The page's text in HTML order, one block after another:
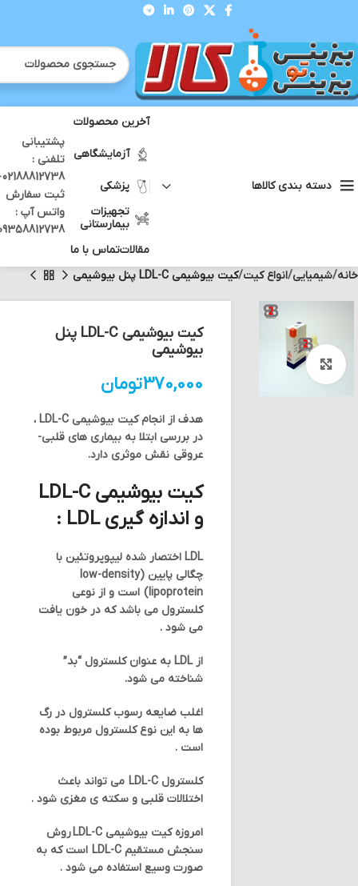
دسته بندی کالاها
آخرین محصولات
آزمایشگاهی
پزشکی
تجهیزات
بیمارستانی
مقالاتتماس با ما
پشتیبانی
تلفنی :
-
ثبت سفارش
واتس آپ :
خانه شیمیایی انواع کیت کیت بیوشیمی LDL-C پنل بیوشیمی
بزرگنمایی تصویر
کیت بیوشیمی LDL-C پنل
بیوشیمی
370,000تومان
هدف از انجام کیت بیوشیمی LDL-C ،
در بررسی ابتلا به بیماری های قلبی-
عروقی نقش موثری دارد.
کیت بیوشیمی LDL-C
و اندازه گیری LDL :
LDL اختصار شده لیپوپروتئین با
چگالی پایین (low-density
lipoprotein) است و از نوعی
کلسترول می باشد که در خون یافت
می شود .
از LDL به عنوان کلسترول “بد”
شناخته می شود.
اغلب ضایعه رسوب کلسترول در رگ
ها به این نوع کلسترول مربوط بوده
است .
کلسترول LDL-C می تواند باعث
اختلالات قلبی و سکته ی مغزی شود .
امروزه کیت بیوشیمی LDL-C روش
سنجش مستقیم LDL-C است که به
صورت وسیع استفاده می شود .